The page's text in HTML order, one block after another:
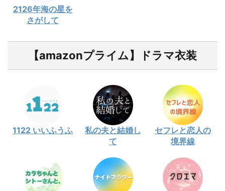
2126年海の星を
さがして
【amazonプライム】ドラマ衣装
1122 いいふうふ
私の夫と結婚し
て
セフレと恋人の
境界線